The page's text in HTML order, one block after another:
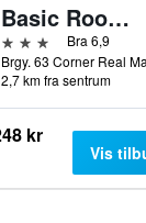
Basic Rooms Hotel
3 stjernerBra 6,9
2,7 km fra sentrum
kr
Vis